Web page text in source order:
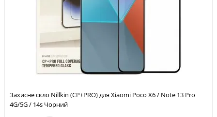
Захисне скло Nillkin (CP+PRO) для Xiaomi Poco X6 / Note 13 Pro
4G/5G / 14s Чорний